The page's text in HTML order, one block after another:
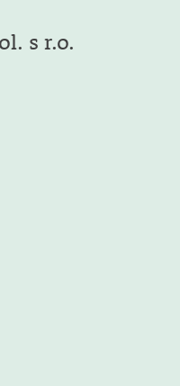
s r.o.